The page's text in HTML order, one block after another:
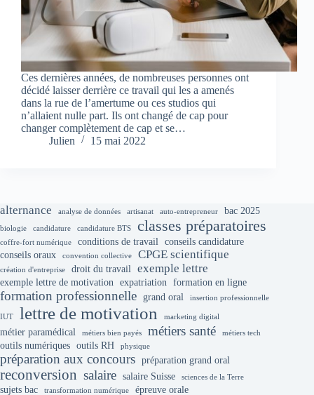
Ces dernières années, de nombreuses personnes ont
décidé laisser derrière ce travail qui les a amenés
dans la rue de l’amertume ou ces studios qui
n’allaient nulle part. Ils ont changé de cap pour
changer complètement de cap et se…
Julien
15 mai 2022
alternance analyse de données artisanat auto-entrepreneur bac 2025
biologie candidature candidature BTS classes préparatoires
coffre-fort numérique conditions de travail conseils candidature
conseils oraux
convention collective CPGE scientifique
création d'entreprise droit du travail exemple lettre
exemple lettre de motivation expatriation formation en ligne
formation professionnelle grand oral insertion professionnelle
IUT lettre de motivation marketing digital
métier paramédical métiers bien payés métiers santé métiers tech
outils numériques outils RH physique
préparation aux concours préparation grand oral
reconversion salaire salaire Suisse sciences de la Terre
sujets bac transformation numérique épreuve orale